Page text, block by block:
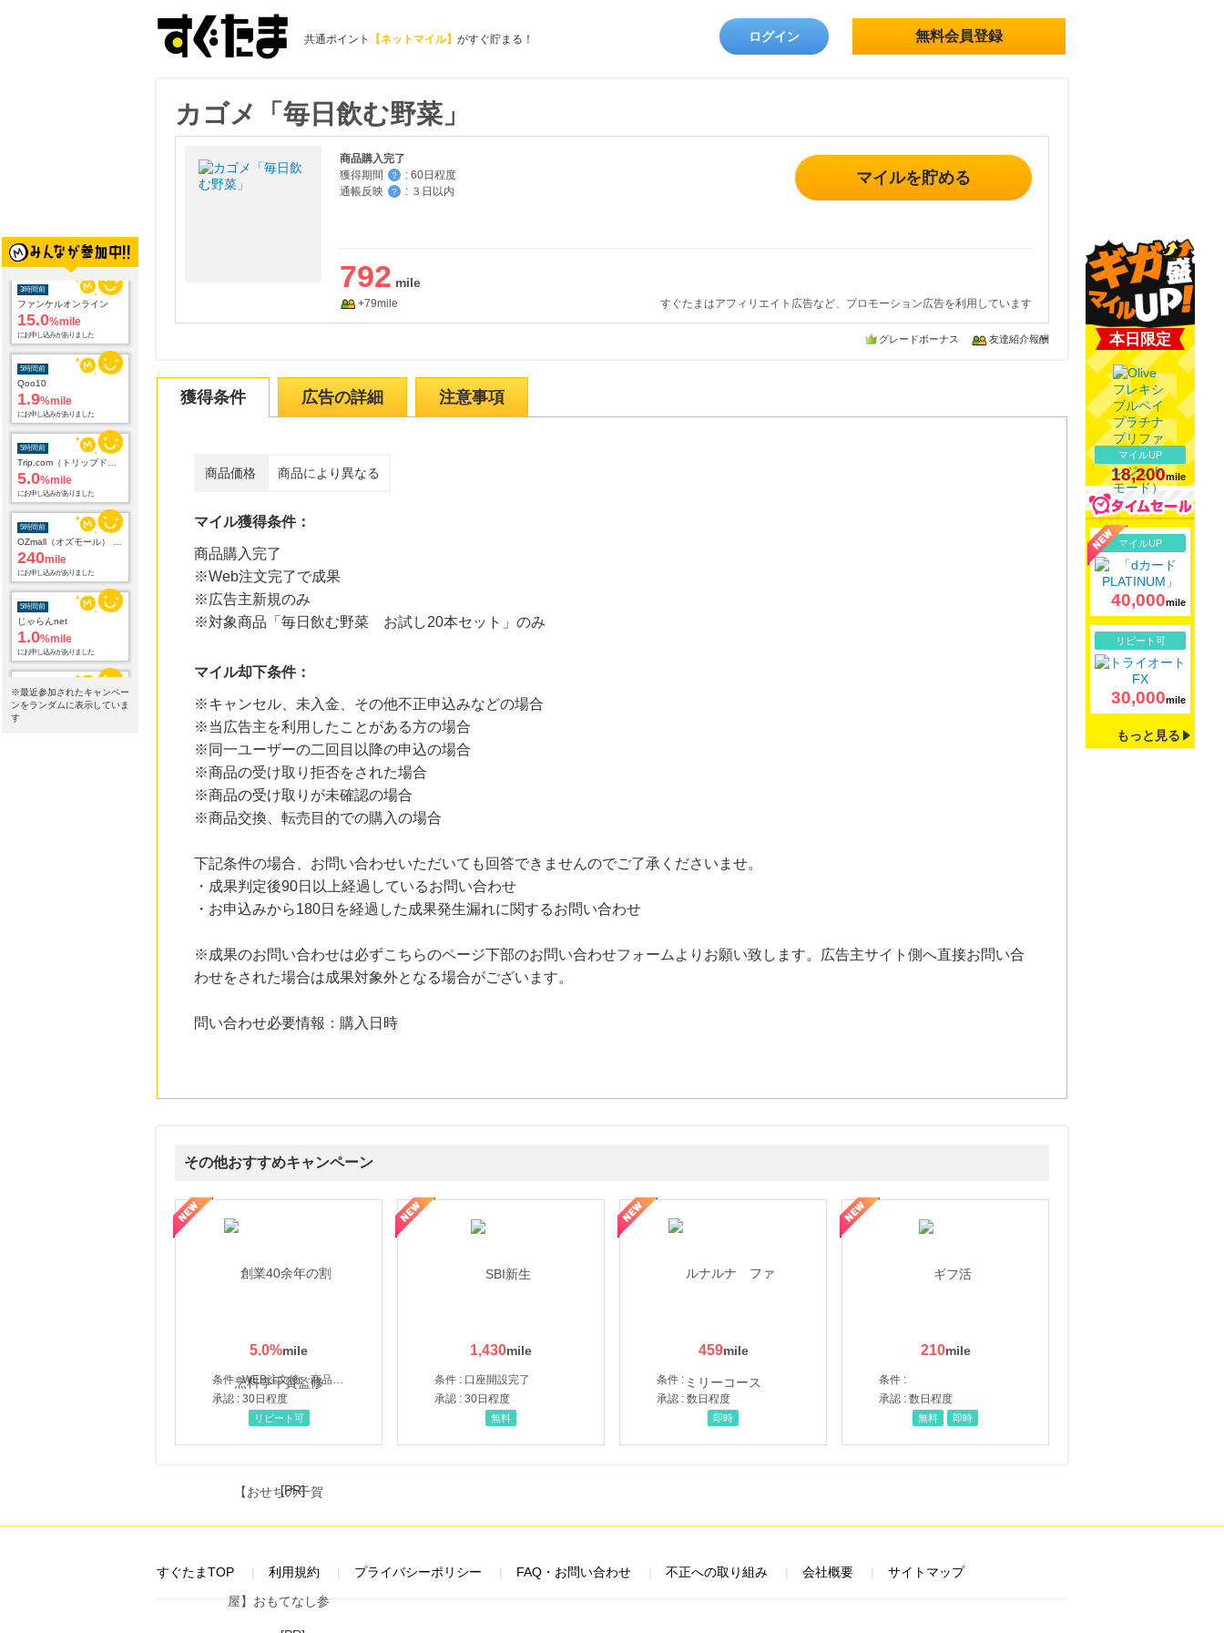
共通ポイント 【ネットマイル】 がすぐ貯まる！ ログイン 無料会員登録
ファンケルオンライン
15.0%mile
5時間前
Qoo10
1.9%mile
にお申し込みがありました
5時間前
5.0%mile
にお申し込みがありました
5時間前
240mile
にお申し込みがありました
5時間前
じゃらんnet
1.0%mile
にお申し込みがありました
5時間前
Yahoo!ショッピング
2.0%mile
にお申し込みがありました
5時間前
※最近参加されたキャンペー
ンをランダムに表示していま
す
カゴメ「毎日飲む野菜」
商品購入完了
獲得期間
？ : 60日程度
通帳反映
？ : ３日以内
マイルを貯める
792
+79mile すぐたまはアフィリエイト広告など、プロモーション広告を利用しています
グレードボーナス 友達紹介報酬
獲得条件 広告の詳細 注意事項
商品価格 商品により異なる
マイル獲得条件：
商品購入完了
※Web注文完了で成果
※広告主新規のみ
※対象商品「毎日飲む野菜 お試し20本セット」のみ
マイル却下条件：
※キャンセル、未入金、その他不正申込みなどの場合
※当広告主を利用したことがある方の場合
※同一ユーザーの二回目以降の申込の場合
※商品の受け取り拒否をされた場合
※商品の受け取りが未確認の場合
※商品交換、転売目的での購入の場合
下記条件の場合、お問い合わせいただいても回答できませんのでご了承くださいませ。
・成果判定後90日以上経過しているお問い合わせ
・お申込みから180日を経過した成果発生漏れに関するお問い合わせ
※成果のお問い合わせは必ずこちらのページ下部のお問い合わせフォームよりお願い致します。広告主サイト側へ直接お問い合
わせをされた場合は成果対象外となる場合がございます。
問い合わせ必要情報：購入日時
その他おすすめキャンペーン
5.0%
条件 : WEB注文後、商品受け取り+入金確認時点
承認 : 30日程度
リピート可
1,430
条件 : 口座開設完了
承認 : 30日程度
無料
459
条件 :
承認 : 数日程度
ルナルナ ファミリーコース
即時
210
条件 :
承認 : 数日程度
無料 即時
本日限定
マイルUP
18,200mile
マイルUP
40,000mile
リピート可
30,000mile
もっと見る
[PR]
すぐたまTOP 利用規約 プライバシーポリシー FAQ・お問い合わせ 不正への取り組み 会社概要 サイトマップ